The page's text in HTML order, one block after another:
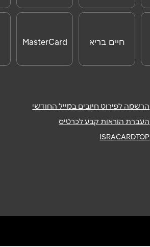
חיים בריא
MasterCard
הרשמה לפירוט חיובים במייל החודשי
העברת הוראות קבע לכרטיס
ISRACARDTOP